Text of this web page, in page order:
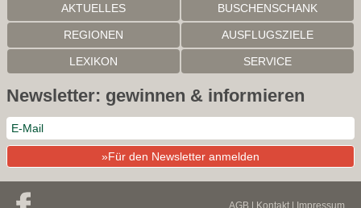
AKTUELLES BUSCHENSCHANK
REGIONEN AUSFLUGSZIELE
LEXIKON SERVICE
Newsletter: gewinnen & informieren
»Für den Newsletter anmelden
AGB | Kontakt | Impressum